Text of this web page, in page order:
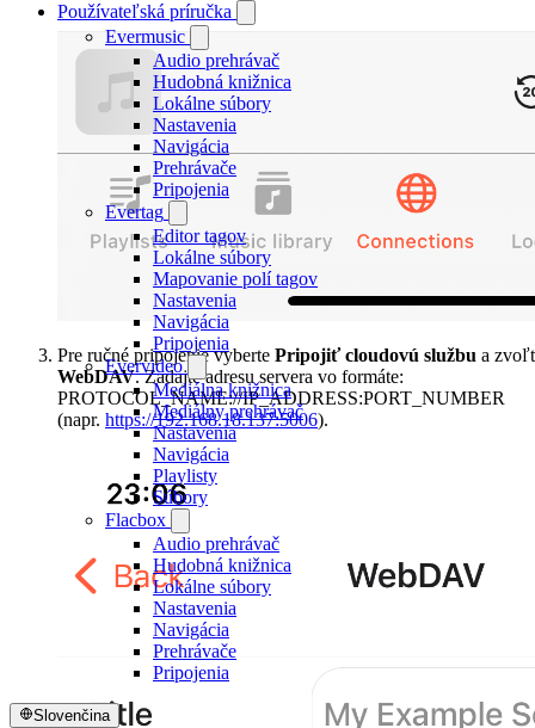
Používateľská príručka
Evermusic
Audio prehrávač
Hudobná knižnica
Lokálne súbory
Nastavenia
Navigácia
Prehrávače
Pripojenia
Evertag
Editor tagov
Lokálne súbory
Mapovanie polí tagov
Nastavenia
Navigácia
Pripojenia
Evervideo
Mediálna knižnica
Mediálny prehrávač
Nastavenia
Navigácia
Playlisty
Súbory
Flacbox
Audio prehrávač
Hudobná knižnica
Lokálne súbory
Nastavenia
Navigácia
Prehrávače
Pripojenia
Slovenčina
Pre ručné pripojenie vyberte Pripojiť cloudovú službu a
WebDAV. Zadajte adresu servera vo formáte:
PROTOCOL_NAME://IP_ADDRESS:PORT_NUMBER
(napr. https://192.168.18.137:5006).